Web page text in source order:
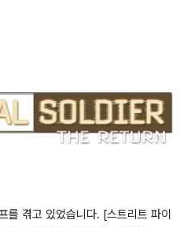
를 겪고 있었습니다. [스트리트 파이